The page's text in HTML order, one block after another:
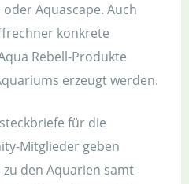
Aquascape. Auch
konkrete
Rebell-Produkte
erzeugt werden.
für die
Mitglieder geben
den Aquarien samt